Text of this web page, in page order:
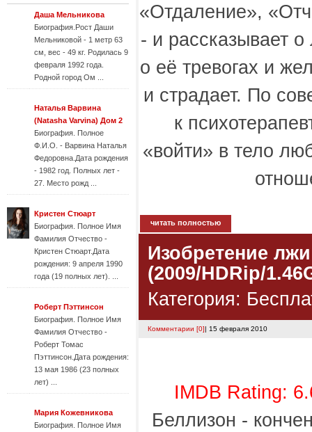
Даша Мельникова
Биография.Рост Даши
Мельниковой - 1 метр 63
см, вес - 49 кг. Родилась 9
февраля 1992 года.
Родной город Ом ...
Наталья Варвина
(Natasha Varvina) Дом 2
Биография. Полное
Ф.И.О. - Варвина Наталья
Федоровна.Дата рождения
- 1982 год. Полных лет -
27. Место рожд ...
Кристен Стюарт
Биография. Полное Имя
Фамилия Отчество -
Кристен Стюарт.Дата
рождения: 9 апреля 1990
года (19 полных лет). ...
Роберт Пэттинсон
Биография. Полное Имя
Фамилия Отчество -
Роберт Томас
Пэттинсон.Дата рождения:
13 мая 1986 (23 полных
лет) ...
Мария Кожевникова
Биография. Полное Имя
«Отдаление»,
- и рассказывает
о её тревогах и
и страдает. По
к
«войти» в тело
читать полностью
Изобретение
(2009/HDRip/
Категория:
Комментарии [0]| 15 февраля 2010
IMDB Rating:
Беллизон -